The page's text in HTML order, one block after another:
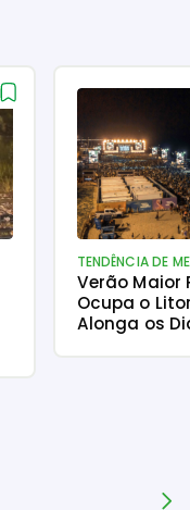
TENDÊNCIA DE
Verão Maior
Ocupa o
Alonga os